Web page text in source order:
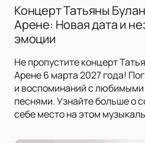
Концерт Татьяны
Арене: Новая дата и
эмоции
Не пропустите концерт
Арене 6 марта 2027 года!
и воспоминаний с
песнями. Узнайте больше о
себе место на этом